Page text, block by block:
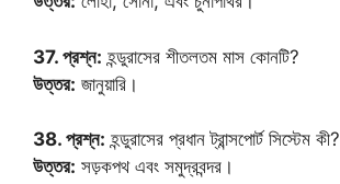
37. প্রশ্ন: হন্ডুরাসের শীতলতম মাস কোনটি?
উত্তর: জানুয়ারি।
38. প্রশ্ন: হন্ডুরাসের প্রধান ট্রান্সপোর্ট সিস্টেম কী?
উত্তর: সড়কপথ এবং সমুদ্রবন্দর।